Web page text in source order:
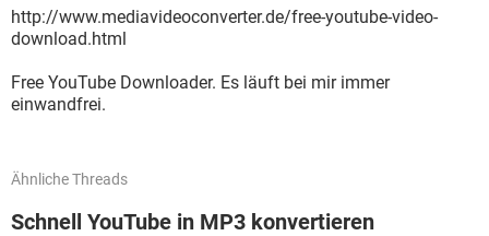
http://www.mediavideoconverter.de/free-youtube-video-
download.html
Free YouTube Downloader. Es läuft bei mir immer
einwandfrei.
Ähnliche Threads
Schnell YouTube in MP3 konvertieren